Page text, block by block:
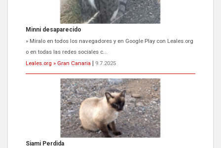
Minni desaparecido
» Míralo en todos los navegadores y en Google Play con Leales.org
o en todas las redes sociales c...
Leales.org » Gran Canaria
9.7.2025
Siami Perdida